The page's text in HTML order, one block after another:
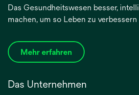
Das Gesundheitswesen besser,
machen, um so Leben zu verbessern
Mehr erfahren
Das Unternehmen